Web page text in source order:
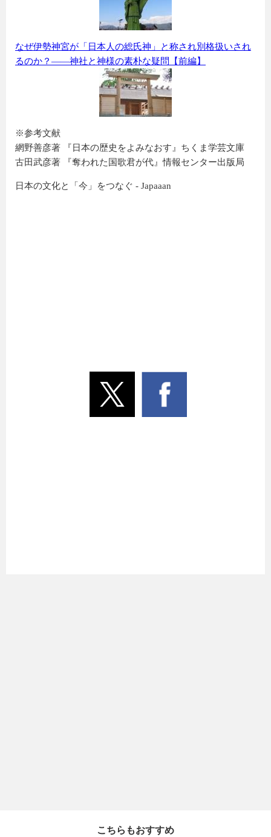
なぜ伊勢神宮が「日本人の総氏神」と称され別格扱いされ
るのか？——神社と神様の素朴な疑問【前編】
※参考文献
網野善彦著 『日本の歴史をよみなおす』ちくま学芸文庫
古田武彦著 『奪われた国歌君が代』情報センター出版局
日本の文化と「今」をつなぐ - Japaaan
こちらもおすすめ